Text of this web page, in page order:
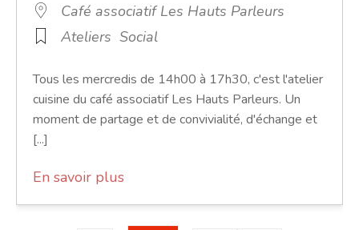
Café associatif Les Hauts Parleurs
Ateliers Social
Tous les mercredis de 14h00 à 17h30, c'est l'atelier
cuisine du café associatif Les Hauts Parleurs. Un
moment de partage et de convivialité, d'échange et
[...]
En savoir plus